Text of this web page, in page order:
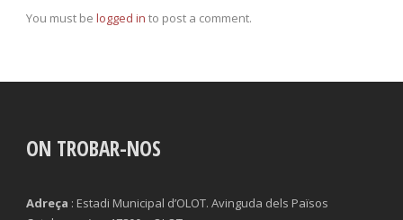
You must be logged in to post a comment.
ON TROBAR-NOS
Adreça : Estadi Municipal d’OLOT. Avinguda dels Països